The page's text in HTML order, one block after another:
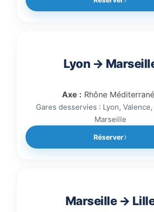
Lyon →
Axe : Rhône
Gares desservies : Lyon,
Marseille
Réserver
Marseille →